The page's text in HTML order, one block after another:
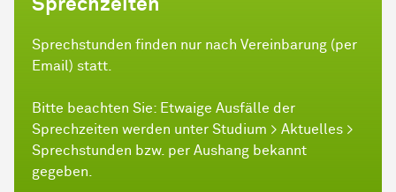
Sprechzeiten
Sprechstunden finden nur nach Vereinbarung (per
Email) statt.
Bitte beachten Sie: Etwaige Ausfälle der
Sprechzeiten werden unter Studium > Aktuelles >
Sprechstunden bzw. per Aushang bekannt
gegeben.